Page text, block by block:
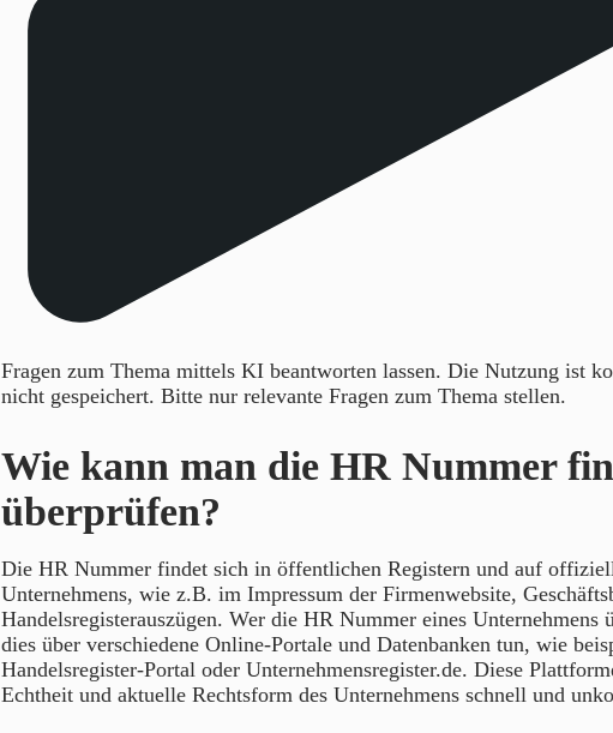
Fragen zum Thema mittels KI beantworten lassen. Die Nutzung ist
nicht gespeichert. Bitte nur relevante Fragen zum Thema stellen.
Wie kann man die HR Nummer
überprüfen?
Die HR Nummer findet sich in öffentlichen Registern und auf
Unternehmens, wie z.B. im Impressum der Firmenwebsite,
Handelsregisterauszügen. Wer die HR Nummer eines Unternehmens
dies über verschiedene Online-Portale und Datenbanken tun, wie
Handelsregister-Portal oder Unternehmensregister.de. Diese
Echtheit und aktuelle Rechtsform des Unternehmens schnell und